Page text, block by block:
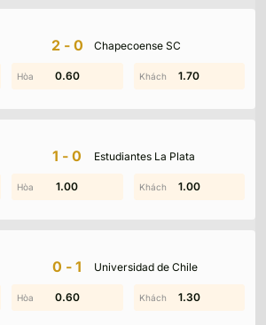
2-0 Chapecoense SC
1.40 0.50
0.60 1.70
1-0 Estudiantes La Plata
0.60 1.50
1.00 1.00
0-1 Universidad de Chile
0.90 0.40
0.60 1.30
hội tụ tinh thần cạnh tranh, cảm xúc cuồng
đá riêng của từng quốc gia. Không đơn
danh hiệu, giải đấu này còn phản ánh rõ